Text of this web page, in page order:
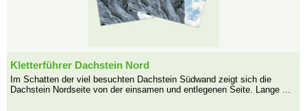
Kletterführer Dachstein Nord
Im Schatten der viel besuchten Dachstein Südwand zeigt sich die
Dachstein Nordseite von der einsamen und entlegenen Seite. Lange ...